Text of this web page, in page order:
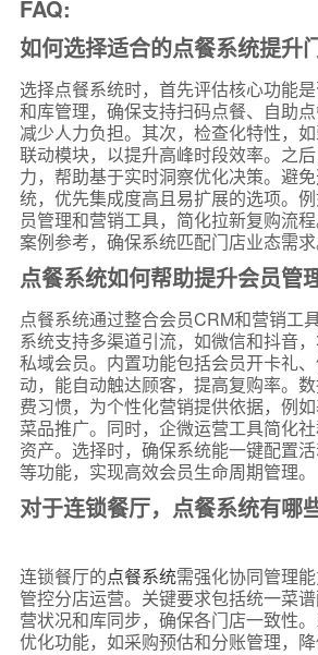
FAQ:
如何选择适合的点餐系统提升
选择点餐系统时，首先评估核心功能
和库管理，确保支持扫码点餐、自助
减少人力负担。其次，检查化特性，
联动模块，以提升高峰时段效率。之
力，帮助基于实时洞察优化决策。避
统，优先集成度高且易扩展的选项。
员管理和营销工具，简化拉新复购流
案例参考，确保系统匹配门店业态需求
点餐系统如何帮助提升会员管
点餐系统通过整合会员CRM和营销工
系统支持多渠道引流，如微信和抖音
私域会员。内置功能包括会员开卡礼
动，能自动触达顾客，提高复购率。
费习惯，为个性化营销提供依据，例
菜品推广。同时，企微运营工具简化
资产。选择时，确保系统能一键配置
等功能，实现高效会员生命周期管理。
对于连锁餐厅，点餐系统有哪
连锁餐厅的点餐系统需强化协同管理
管控分店运营。关键要求包括统一菜
营状况和库同步，确保各门店一致性
优化功能，如采购预估和分账管理，